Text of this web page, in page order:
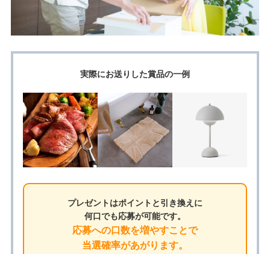
実際にお送りした賞品の一例
プレゼントはポイントと引き換えに
何口でも応募が可能です。
応募への口数を増やすことで
当選確率があがります。